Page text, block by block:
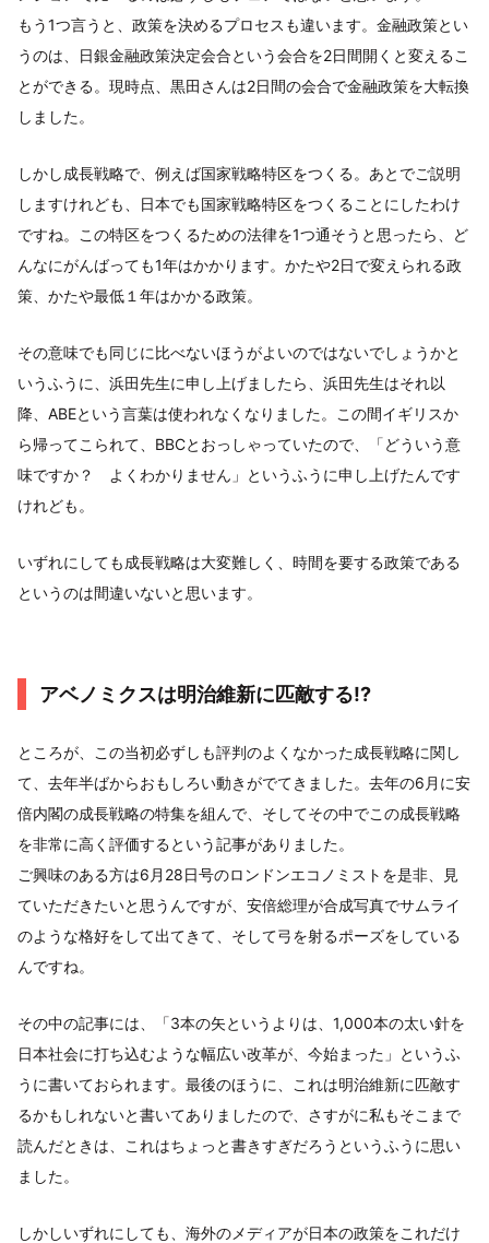
もう1つ言うと、政策を決めるプロセスも違います。金融政策とい
うのは、日銀金融政策決定会合という会合を2日間開くと変えるこ
とができる。現時点、黒田さんは2日間の会合で金融政策を大転換
しました。
しかし成長戦略で、例えば国家戦略特区をつくる。あとでご説明
しますけれども、日本でも国家戦略特区をつくることにしたわけ
ですね。この特区をつくるための法律を1つ通そうと思ったら、ど
んなにがんばっても1年はかかります。かたや2日で変えられる政
策、かたや最低１年はかかる政策。
その意味でも同じに比べないほうがよいのではないでしょうかと
いうふうに、浜田先生に申し上げましたら、浜田先生はそれ以
降、ABEという言葉は使われなくなりました。この間イギリスか
ら帰ってこられて、BBCとおっしゃっていたので、「どういう意
味ですか？ よくわかりません」というふうに申し上げたんです
けれども。
いずれにしても成長戦略は大変難しく、時間を要する政策である
というのは間違いないと思います。
アベノミクスは明治維新に匹敵する!?
ところが、この当初必ずしも評判のよくなかった成長戦略に関し
て、去年半ばからおもしろい動きがでてきました。去年の6月に安
倍内閣の成長戦略の特集を組んで、そしてその中でこの成長戦略
を非常に高く評価するという記事がありました。
ご興味のある方は6月28日号のロンドンエコノミストを是非、見
ていただきたいと思うんですが、安倍総理が合成写真でサムライ
のような格好をして出てきて、そして弓を射るポーズをしている
んですね。
その中の記事には、「3本の矢というよりは、1,000本の太い針を
日本社会に打ち込むような幅広い改革が、今始まった」というふ
うに書いておられます。最後のほうに、これは明治維新に匹敵す
るかもしれないと書いてありましたので、さすがに私もそこまで
読んだときは、これはちょっと書きすぎだろうというふうに思い
ました。
しかしいずれにしても、海外のメディアが日本の政策をこれだけ